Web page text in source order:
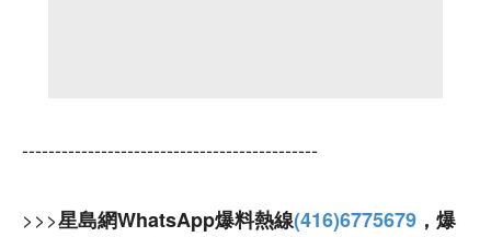
---------------------------------------------
>>>星島網WhatsApp爆料熱線(416)6775679 ，爆